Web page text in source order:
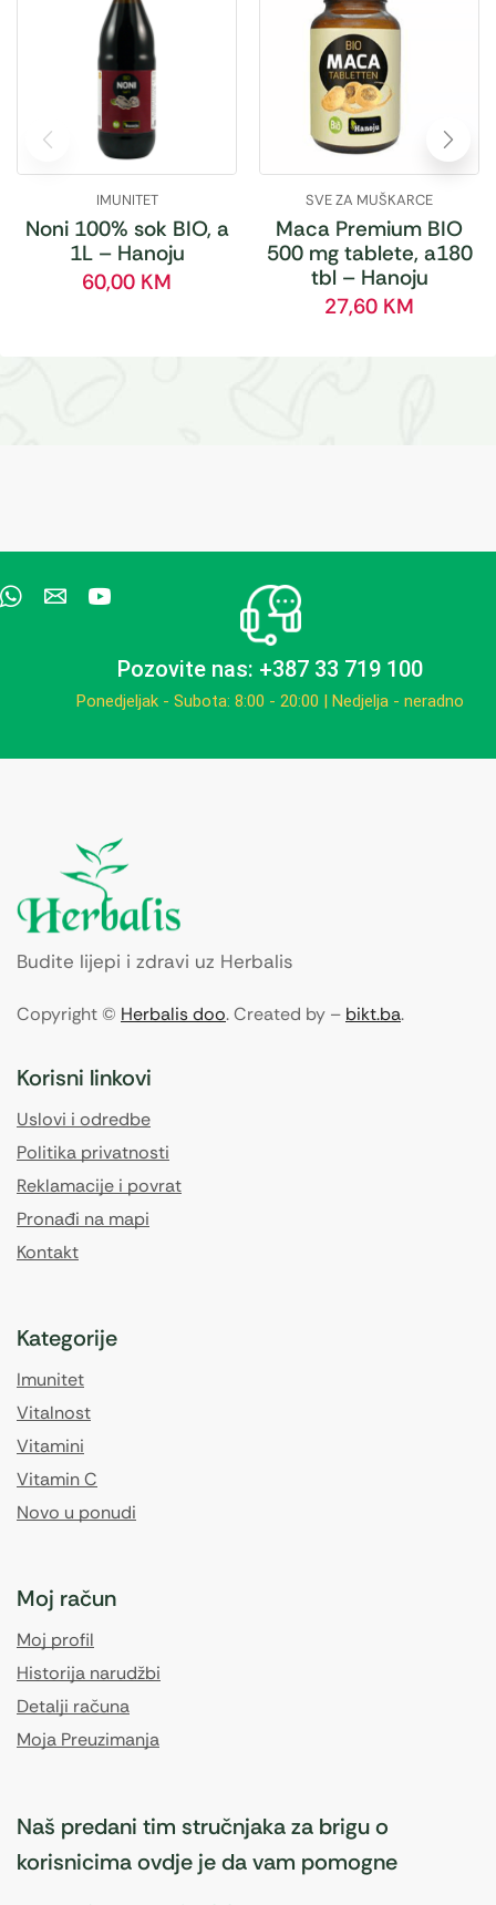
IMUNITET
Noni 100% sok BIO, a
1L – Hanoju
60,00 KM
SVE ZA MUŠKARCE
Maca Premium BIO
500 mg tablete, a180
tbl – Hanoju
27,60 KM
Pozovite nas: +387 33 719 100
Ponedjeljak - Subota: 8:00 - 20:00 | Nedjelja - neradno
Budite lijepi i zdravi uz Herbalis
Copyright © Herbalis doo. Created by – bikt.ba.
Korisni linkovi
Uslovi i odredbe
Politika privatnosti
Reklamacije i povrat
Pronađi na mapi
Kontakt
Kategorije
Imunitet
Vitalnost
Vitamini
Vitamin C
Novo u ponudi
Moj račun
Moj profil
Historija narudžbi
Detalji računa
Moja Preuzimanja
Naš predani tim stručnjaka za brigu o
korisnicima ovdje je da vam pomogne